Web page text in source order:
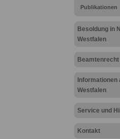
Publikationen
Besoldung in
Westfalen
Beamtenrecht
Westfalen
Service und
Kontakt